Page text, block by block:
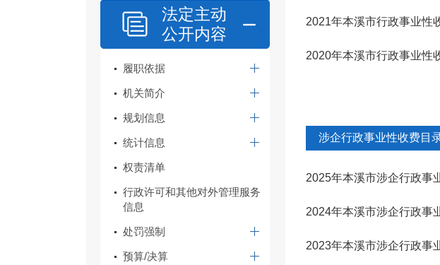
法定主动
公开内容
履职依据
机关简介
规划信息
统计信息
权责清单
行政许可和其他对外管理服务
信息
处罚强制
预算/决算
2021年本溪市行政事业性
2020年本溪市行政事业性
涉企行政事业性收费目
2025年本溪市涉企行政事
2024年本溪市涉企行政事
2023年本溪市涉企行政事